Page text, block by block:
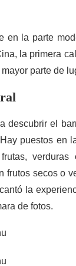
en la parte
la primera
parte de
descubrir el
puestos en
frutas,
frutos secos o
la
de fotos.